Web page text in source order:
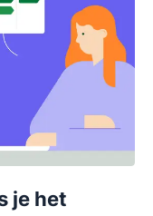
je het